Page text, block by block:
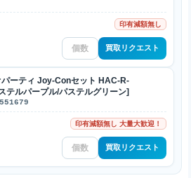
印有減額無し
買取リクエスト
パーティ Joy-Conセット HAC-R-
テルパープル/パステルグリーン]
印有減額無し 大量大歓迎！
買取リクエスト